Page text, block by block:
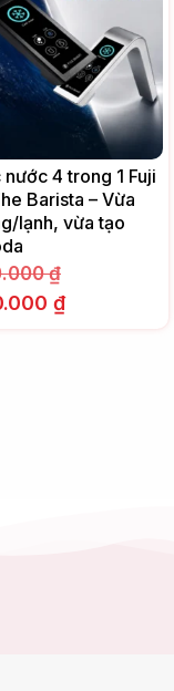
4 trong 1 Fuji
Barista – Vừa
lạnh, vừa tạo
₫
₫